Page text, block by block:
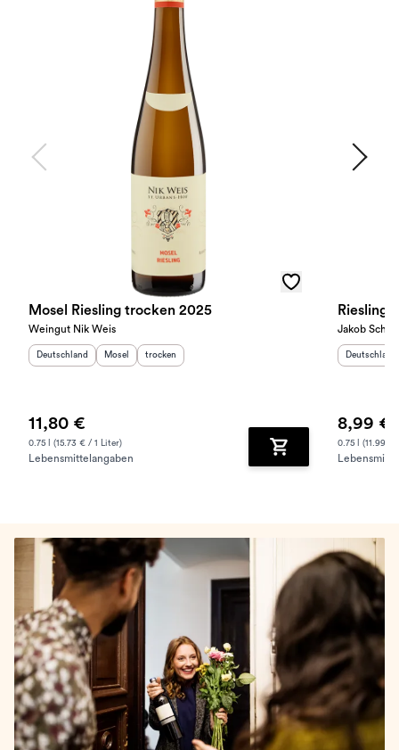
Mosel Riesling trocken 2025
Weingut Nik Weis
Herkunftsland
Deutschland Herkunftsregion:
Mosel Geschmack
trocken
11,80 €
0.75 l (15.73 € / 1 Liter)
Lebensmittelangaben Zum Warenkorb
Riesling
Jakob
Deutschland
8,99 €
0.75 l (11.99 €